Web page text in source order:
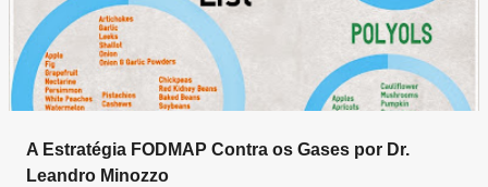
A Estratégia FODMAP Contra os Gases por Dr.
Leandro Minozzo